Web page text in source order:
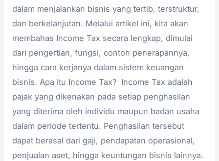
dalam menjalankan bisnis yang tertib, terstruktur,
dan berkelanjutan. Melalui artikel ini, kita akan
membahas Income Tax secara lengkap, dimulai
dari pengertian, fungsi, contoh penerapannya,
hingga cara kerjanya dalam sistem keuangan
bisnis. Apa Itu Income Tax? Income Tax adalah
pajak yang dikenakan pada setiap penghasilan
yang diterima oleh individu maupun badan usaha
dalam periode tertentu. Penghasilan tersebut
dapat berasal dari gaji, pendapatan operasional,
penjualan aset, hingga keuntungan bisnis lainnya.